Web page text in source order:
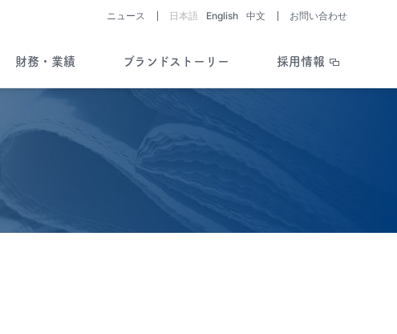
財務・業績 ブランドストーリー 採用情報
ニュース 日本語 English 中文 お問い合わせ